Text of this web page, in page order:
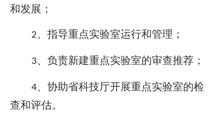
和发展；
2、指导重点实验室运行和管理；
3、负责新建重点实验室的审查推荐；
4、协助省科技厅开展重点实验室的检
查和评估。